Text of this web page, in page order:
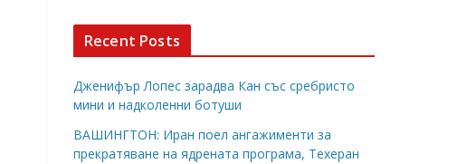
Recent Posts
Дженифър Лопес зарадва Кан със сребристо
мини и надколенни ботуши
ВАШИНГТОН: Иран поел ангажименти за
прекратяване на ядрената програма, Техеран